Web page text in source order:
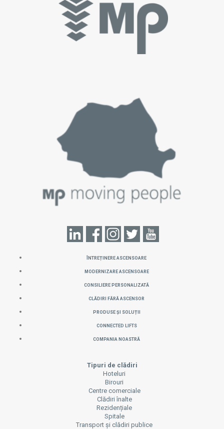
ÎNTREȚINERE ASCENSOARE
MODERNIZARE ASCENSOARE
CONSILIERE PERSONALIZATĂ
CLĂDIRI FĂRĂ ASCENSOR
PRODUSE ȘI SOLUȚII
CONNECTED LIFTS
COMPANIA NOASTRĂ
Tipuri de clădiri
Hoteluri
Birouri
Centre comerciale
Clădiri înalte
Rezidențiale
Spitale
Transport și clădiri publice